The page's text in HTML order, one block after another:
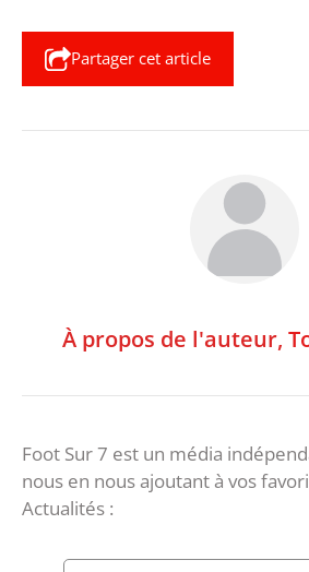
Partager cet article
À propos de l'auteur,
Foot Sur 7 est un média
nous en nous ajoutant à vos
Actualités :